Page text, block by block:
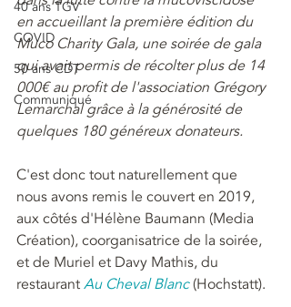
40 ans TGV
COVID
50 ans CDT
Communiqué
en accueillant la première édition du
Muco Charity Gala, une soirée de gala
qui avait permis de récolter plus de 14
000€ au profit de l'association Grégory
Lemarchal grâce à la générosité de
quelques 180 généreux donateurs.
C'est donc tout naturellement que
nous avons remis le couvert en 2019,
aux côtés d'Hélène Baumann (Media
Création), coorganisatrice de la soirée,
et de Muriel et Davy Mathis, du
restaurant Au Cheval Blanc (Hochstatt).